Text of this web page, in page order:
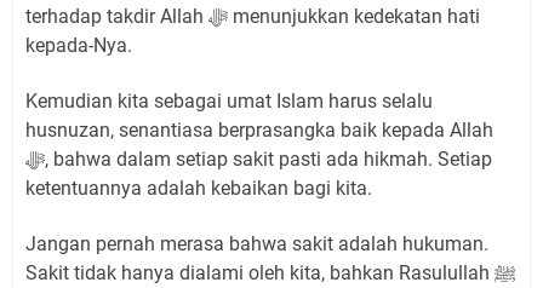
terhadap takdir Allah ﷻ menunjukkan kedekatan hati
kepada-Nya.
Kemudian kita sebagai umat Islam harus selalu
husnuzan, senantiasa berprasangka baik kepada Allah
ﷻ, bahwa dalam setiap sakit pasti ada hikmah. Setiap
ketentuannya adalah kebaikan bagi kita.
Jangan pernah merasa bahwa sakit adalah hukuman.
Sakit tidak hanya dialami oleh kita, bahkan Rasulullah ﷺ